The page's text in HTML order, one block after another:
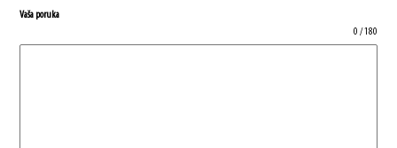
Vaša poruka
0 / 180